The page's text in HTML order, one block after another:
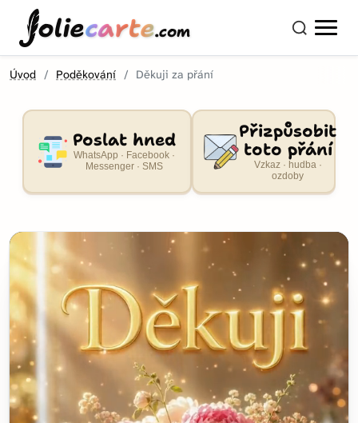
oliecarte.com
Úvod Poděkování Děkuji za přání
Poslat hned
WhatsApp · Facebook ·
Messenger · SMS
Přizpůsobit
toto přání
Vzkaz · hudba ·
ozdoby